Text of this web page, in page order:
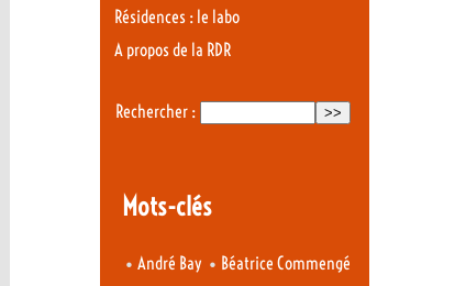
Résidences : le labo
A propos de la RDR
Rechercher :
Mots-clés
• André Bay • Béatrice Commengé